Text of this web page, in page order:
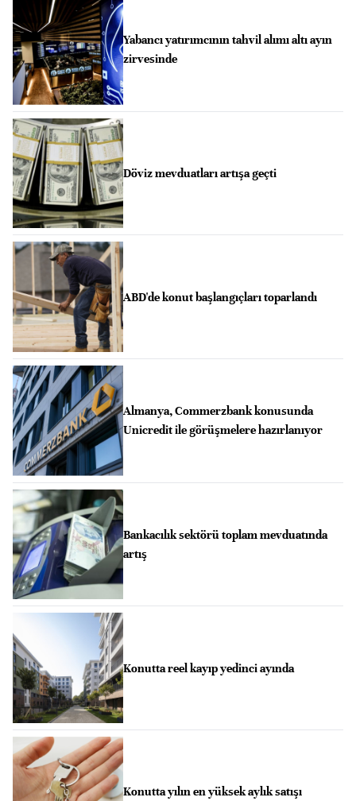
Yabancı yatırımcının tahvil alımı altı ayın
zirvesinde
Döviz mevduatları artışa geçti
ABD'de konut başlangıçları toparlandı
Almanya, Commerzbank konusunda
Unicredit ile görüşmelere hazırlanıyor
Bankacılık sektörü toplam mevduatında
artış
Konutta reel kayıp yedinci ayında
Konutta yılın en yüksek aylık satışı